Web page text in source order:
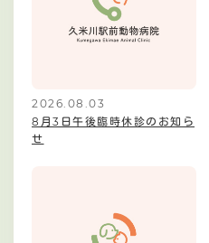
2026.08.03
8月3日午後臨時休診のお知ら
せ